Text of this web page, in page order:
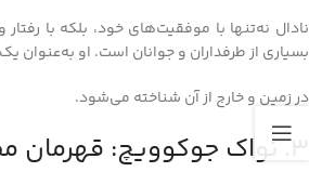
نادال نه‌تنها با موفقیت‌های خود، بلکه با
بسیاری از طرفداران و جوانان است. او به‌عنوان
در زمین و خارج از آن شناخته می‌شود.
3. نواک جوکوویچ: قهرمان مصمم